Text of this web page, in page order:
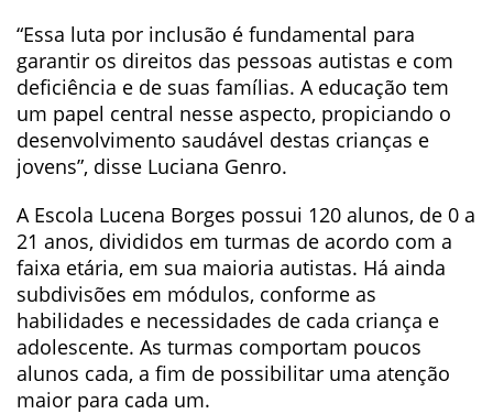
“Essa luta por inclusão é fundamental para
garantir os direitos das pessoas autistas e com
deficiência e de suas famílias. A educação tem
um papel central nesse aspecto, propiciando o
desenvolvimento saudável destas crianças e
jovens”, disse Luciana Genro.
A Escola Lucena Borges possui 120 alunos, de 0 a
21 anos, divididos em turmas de acordo com a
faixa etária, em sua maioria autistas. Há ainda
subdivisões em módulos, conforme as
habilidades e necessidades de cada criança e
adolescente. As turmas comportam poucos
alunos cada, a fim de possibilitar uma atenção
maior para cada um.